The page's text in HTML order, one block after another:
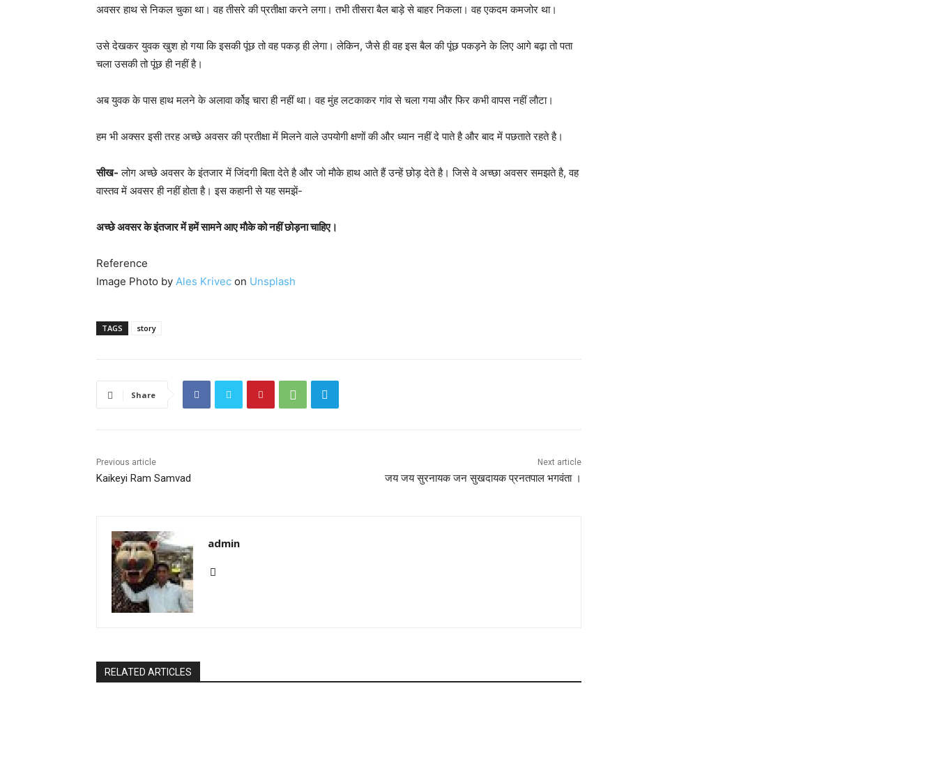
अवसर हाथ से निकल चुका था। वह तीसरे की प्रतीक्षा करने लगा। तभी तीसरा बैल बाड़े से बाहर निकला। वह एकदम कमजोर था।
उसे देखकर युवक खुश हो गया कि इसकी पूंछ तो वह पकड़ ही लेगा। लेकिन, जैसे ही वह इस बैल की पूंछ पकड़ने के लिए आगे बढ़ा तो पता
चला उसकी तो पूंछ ही नहीं है।
अब युवक के पास हाथ मलने के अलावा र्कोइ चारा ही नहीं था। वह मुंह लटकाकर गांव से चला गया और फिर कभी वापस नहीं लाैटा।
हम भी अक्सर इसी तरह अच्छे अवसर की प्रतीक्षा में मिलने वाले उपयोगी क्षणों की और ध्यान नहीं दे पाते है और बाद में पछताते रहते है।
सीख- लोग अच्छे अवसर के इंतजार में जिंदगी बिता देते है और जो माैके हाथ आते हैं उन्हें छोड़ देते है। जिसे वे अच्छा अवसर समझते है, वह
वास्तव में अवसर ही नहीं होता है। इस कहानी से यह समझें-
अच्छे अवसर के इंतजार में हमें सामने आए माैके को नहीं छोड़ना चाहिए।
Reference
Image Photo by Ales Krivec on Unsplash
TAGS story
Share
Previous article
Kaikeyi Ram Samvad
Next article
जय जय सुरनायक जन सुखदायक प्रनतपाल भगवंता ।
admin
RELATED ARTICLES